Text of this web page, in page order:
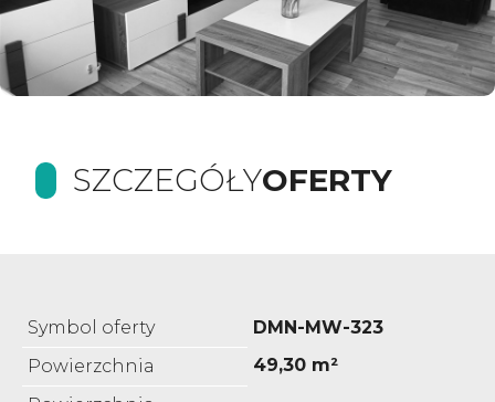
SZCZEGÓŁYOFERTY
Symbol oferty
DMN-MW-323
Powierzchnia
49,30 m²